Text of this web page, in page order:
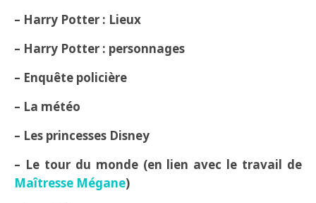
– Harry Potter : Lieux
– Harry Potter : personnages
– Enquête policière
– La météo
– Les princesses Disney
– Le tour du monde (en lien avec le travail de
Maîtresse Mégane)